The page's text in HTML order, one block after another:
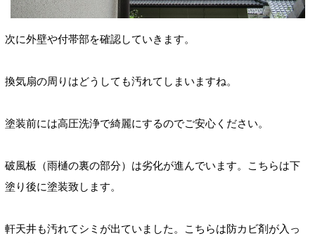
次に外壁や付帯部を確認していきます。
換気扇の周りはどうしても汚れてしまいますね。
塗装前には高圧洗浄で綺麗にするのでご安心ください。
破風板（雨樋の裏の部分）は劣化が進んでいます。こちらは下
塗り後に塗装致します。
軒天井も汚れてシミが出ていました。こちらは防カビ剤が入っ